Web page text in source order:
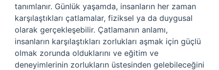
tanımlanır. Günlük yaşamda, insanların her zaman
karşılaştıkları çatlamalar, fiziksel ya da duygusal
olarak gerçekleşebilir. Çatlamanın anlamı,
insanların karşılaştıkları zorlukları aşmak için güçlü
olmak zorunda olduklarını ve eğitim ve
deneyimlerinin zorlukların üstesinden gelebileceğini